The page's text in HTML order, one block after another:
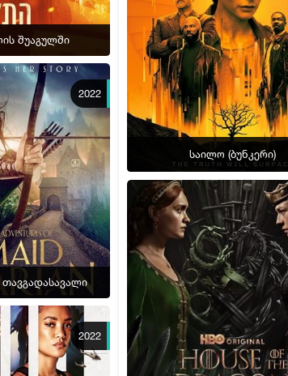
შუაგულში
2022
თავგადასავალი
2022
საილო (ბუნკერი)